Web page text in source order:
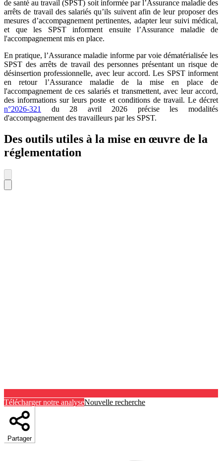
de santé au travail (SPST) soit informée par l’Assurance maladie des
arrêts de travail des salariés qu’ils suivent afin de leur proposer des
mesures d’accompagnement pertinentes, adapter leur suivi médical,
et que les SPST informent ensuite l’Assurance maladie de
l'accompagnement mis en place.
En pratique, l’Assurance maladie informe par voie dématérialisée les
SPST des arrêts de travail des personnes présentant un risque de
désinsertion professionnelle, avec leur accord. Les SPST informent
en retour l’Assurance maladie de la mise en place de
l'accompagnement de ces salariés et transmettent, avec leur accord,
des informations sur leurs poste et conditions de travail. Le décret
n°2026-321
du 28 avril 2026 précise les modalités
d'accompagnement des travailleurs par les SPST.
Des outils utiles à la mise en œuvre de la
réglementation
Télécharger notre analyseNouvelle recherche
Partager